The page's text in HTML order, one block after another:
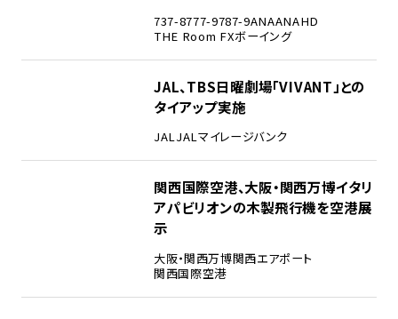
737-8777-9787-9ANAANAHD
THE Room FXボーイング
JAL、TBS日曜劇場「VIVANT」との
タイアップ実施
JALJALマイレージバンク
関西国際空港、大阪・関西万博イタリ
アパビリオンの木製飛行機を空港展
示
大阪・関西万博関西エアポート
関西国際空港